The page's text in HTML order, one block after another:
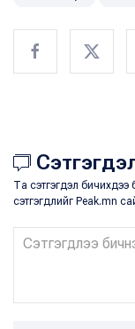
Та сэтгэгдэл бичихдээ
сэтгэгдлийг Peak.mn